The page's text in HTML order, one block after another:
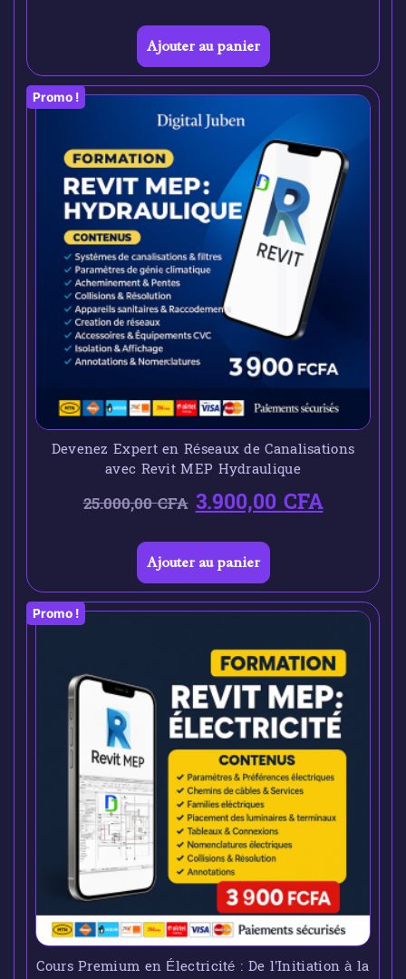
Ajouter au panier
Promo !
Devenez Expert en Réseaux de Canalisations
avec Revit MEP Hydraulique
25.000,00CFA 3.900,00CFA
Ajouter au panier
Promo !
Cours Premium en Électricité : De l’Initiation à la